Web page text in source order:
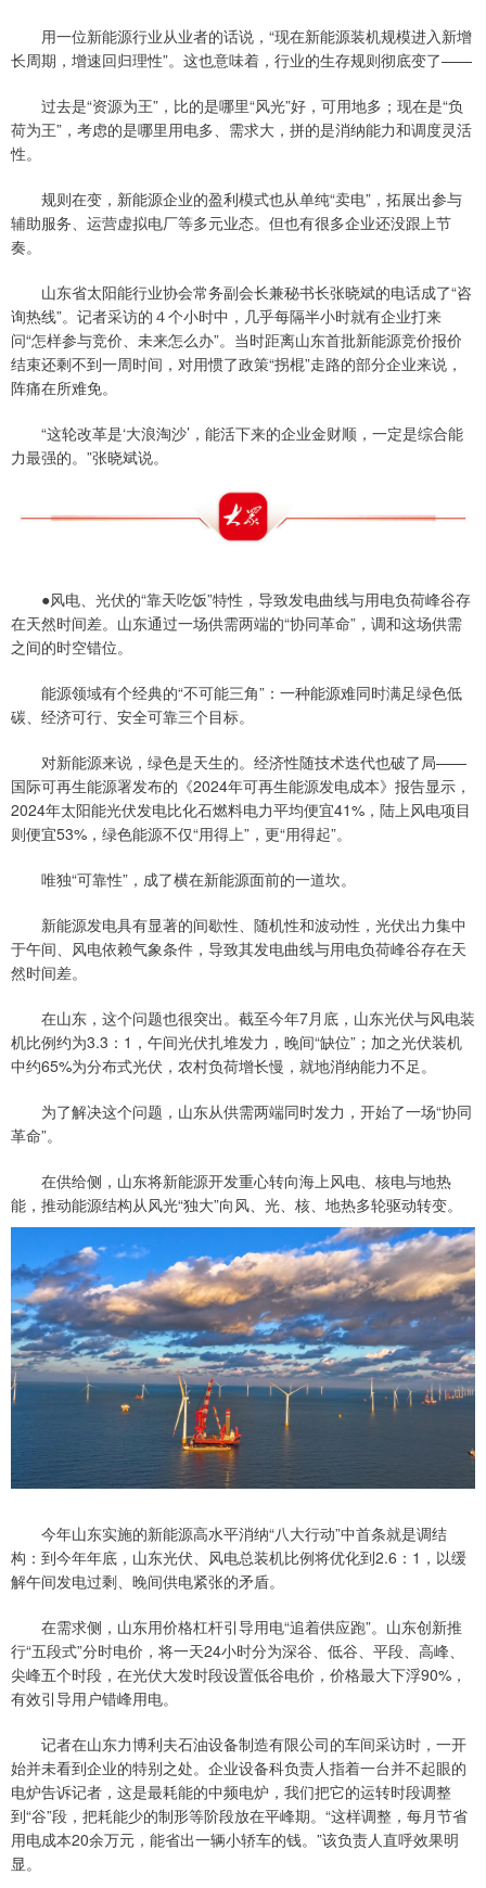
用一位新能源行业从业者的话说，“现在新能源装机规模进入新增
长周期，增速回归理性”。这也意味着，行业的生存规则彻底变了——
过去是“资源为王”，比的是哪里“风光”好，可用地多；现在是“负
荷为王”，考虑的是哪里用电多、需求大，拼的是消纳能力和调度灵活
性。
规则在变，新能源企业的盈利模式也从单纯“卖电”，拓展出参与
辅助服务、运营虚拟电厂等多元业态。但也有很多企业还没跟上节
奏。
山东省太阳能行业协会常务副会长兼秘书长张晓斌的电话成了“咨
询热线”。记者采访的４个小时中，几乎每隔半小时就有企业打来
问“怎样参与竞价、未来怎么办”。当时距离山东首批新能源竞价报价
结束还剩不到一周时间，对用惯了政策“拐棍”走路的部分企业来说，
阵痛在所难免。
“这轮改革是‘大浪淘沙’，能活下来的企业金财顺，一定是综合能
力最强的。”张晓斌说。
●风电、光伏的“靠天吃饭”特性，导致发电曲线与用电负荷峰谷存
在天然时间差。山东通过一场供需两端的“协同革命”，调和这场供需
之间的时空错位。
能源领域有个经典的“不可能三角”：一种能源难同时满足绿色低
碳、经济可行、安全可靠三个目标。
对新能源来说，绿色是天生的。经济性随技术迭代也破了局——
国际可再生能源署发布的《2024年可再生能源发电成本》报告显示，
2024年太阳能光伏发电比化石燃料电力平均便宜41%，陆上风电项目
则便宜53%，绿色能源不仅“用得上”，更“用得起”。
唯独“可靠性”，成了横在新能源面前的一道坎。
新能源发电具有显著的间歇性、随机性和波动性，光伏出力集中
于午间、风电依赖气象条件，导致其发电曲线与用电负荷峰谷存在天
然时间差。
在山东，这个问题也很突出。截至今年7月底，山东光伏与风电装
机比例约为3.3：1，午间光伏扎堆发力，晚间“缺位”；加之光伏装机
中约65%为分布式光伏，农村负荷增长慢，就地消纳能力不足。
为了解决这个问题，山东从供需两端同时发力，开始了一场“协同
革命”。
在供给侧，山东将新能源开发重心转向海上风电、核电与地热
能，推动能源结构从风光“独大”向风、光、核、地热多轮驱动转变。
今年山东实施的新能源高水平消纳“八大行动”中首条就是调结
构：到今年年底，山东光伏、风电总装机比例将优化到2.6：1，以缓
解午间发电过剩、晚间供电紧张的矛盾。
在需求侧，山东用价格杠杆引导用电“追着供应跑”。山东创新推
行“五段式”分时电价，将一天24小时分为深谷、低谷、平段、高峰、
尖峰五个时段，在光伏大发时段设置低谷电价，价格最大下浮90%，
有效引导用户错峰用电。
记者在山东力博利夫石油设备制造有限公司的车间采访时，一开
始并未看到企业的特别之处。企业设备科负责人指着一台并不起眼的
电炉告诉记者，这是最耗能的中频电炉，我们把它的运转时段调整
到“谷”段，把耗能少的制形等阶段放在平峰期。“这样调整，每月节省
用电成本20余万元，能省出一辆小轿车的钱。”该负责人直呼效果明
显。